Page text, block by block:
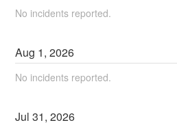
No incidents reported.
Aug 1,2026
No incidents reported.
Jul31,2026